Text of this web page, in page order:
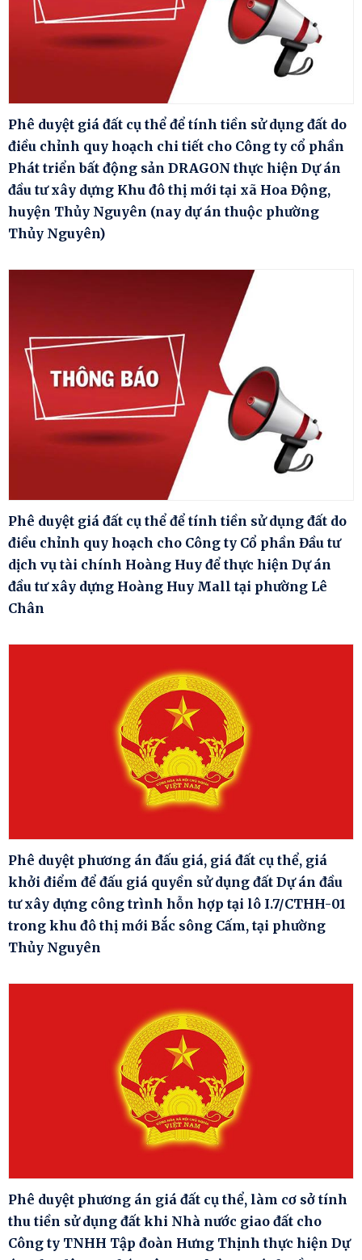
Phê duyệt giá đất cụ thể để tính tiền sử dụng đất do
điều chỉnh quy hoạch chi tiết cho Công ty cổ phần
Phát triển bất động sản DRAGON thực hiện Dự án
đầu tư xây dựng Khu đô thị mới tại xã Hoa Động,
huyện Thủy Nguyên (nay dự án thuộc phường
Thủy Nguyên)
Phê duyệt giá đất cụ thể để tính tiền sử dụng đất do
điều chỉnh quy hoạch cho Công ty Cổ phần Đầu tư
dịch vụ tài chính Hoàng Huy để thực hiện Dự án
đầu tư xây dựng Hoàng Huy Mall tại phường Lê
Chân
Phê duyệt phương án đấu giá, giá đất cụ thể, giá
khởi điểm để đấu giá quyền sử dụng đất Dự án đầu
tư xây dựng công trình hỗn hợp tại lô I.7/CTHH-01
trong khu đô thị mới Bắc sông Cấm, tại phường
Thủy Nguyên
Phê duyệt phương án giá đất cụ thể, làm cơ sở tính
thu tiền sử dụng đất khi Nhà nước giao đất cho
Công ty TNHH Tập đoàn Hưng Thịnh thực hiện Dự